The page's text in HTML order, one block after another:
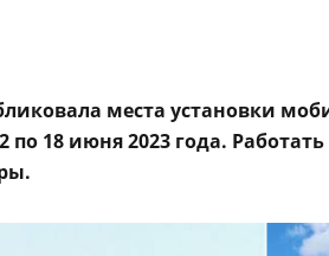
места установки
по 18 июня 2023 года.